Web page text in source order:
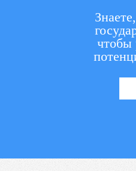
чтобы